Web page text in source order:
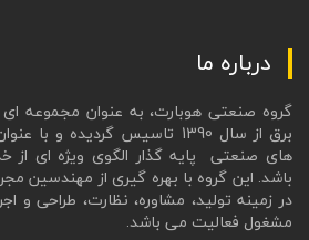
درباره ما
گروه صنعتی هوبارت، به عنوان مجموعه
برق از سال 1390 تاسیس گردیده و
های صنعتی پایه گذار الگوی ویژه ای از
باشد. این گروه با بهره گیری از مهندسین
در زمینه تولید، مشاوره، نظارت، طراحی و
مشغول فعالیت می باشد.